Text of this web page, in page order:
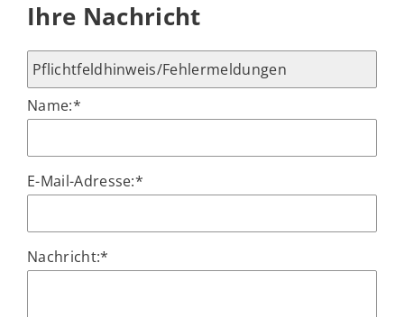
Ihre Nachricht
Name:*
E-Mail-Adresse:*
Nachricht:*